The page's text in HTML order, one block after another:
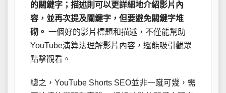
的關鍵字；描述則可以更詳細地介紹影片內
容，並再次提及關鍵字，但要避免關鍵字堆
砌。 一個好的影片標題和描述，不僅能幫助
YouTube演算法理解影片內容，還能吸引觀眾
點擊觀看。
總之，YouTube Shorts SEO並非一蹴可幾，需